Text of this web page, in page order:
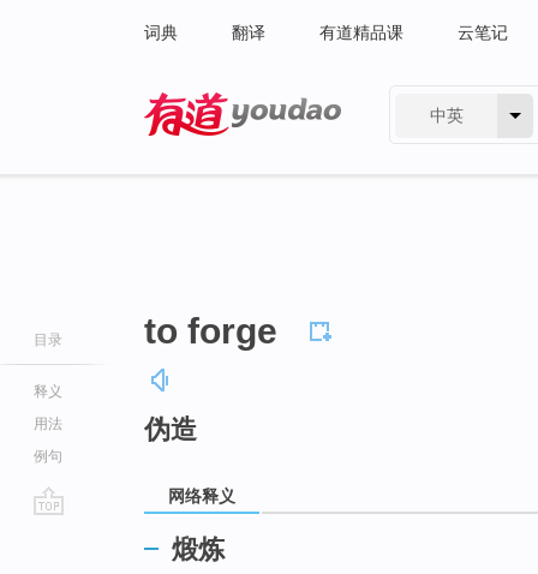
词典 翻译 有道精品课 云笔记
中英
目录
释义
用法
例句
to forge
伪造
网络释义
煅炼